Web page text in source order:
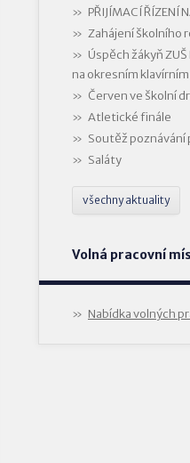
PŘIJÍMACÍ ŘÍZENÍ
Zahájení školního
Úspěch žákyň
na okresním
Červen ve školní
Atletické finále
Soutěž poznávání
Saláty
všechny aktuality
Volná pracovní
Nabídka volných